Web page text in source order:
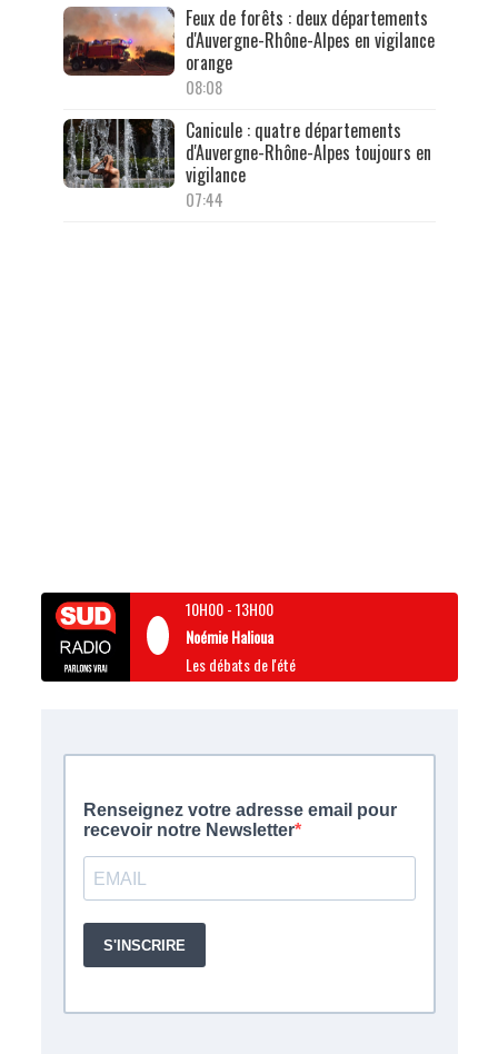
Feux de forêts : deux départements
d'Auvergne-Rhône-Alpes en vigilance
orange
08:08
Canicule : quatre départements
d'Auvergne-Rhône-Alpes toujours en
vigilance
07:44
10H00-13H00
Noémie Halioua
Les débats de l'été